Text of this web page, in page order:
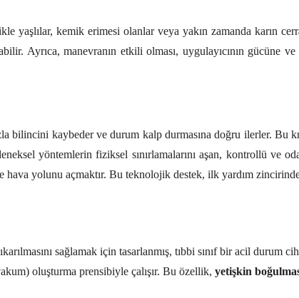
yaşlılar, kemik erimesi olanlar veya yakın zamanda karın
Ayrıca, manevranın etkili olması, uygulayıcının gücüne
bilincini kaybeder ve durum kalp durmasına doğru ilerler. Bu
yöntemlerin fiziksel sınırlamalarını aşan, kontrollü ve
yolunu açmaktır. Bu teknolojik destek, ilk yardım
sağlamak için tasarlanmış, tıbbi sınıf bir acil durum
oluşturma prensibiyle çalışır. Bu özellik, yetişkin